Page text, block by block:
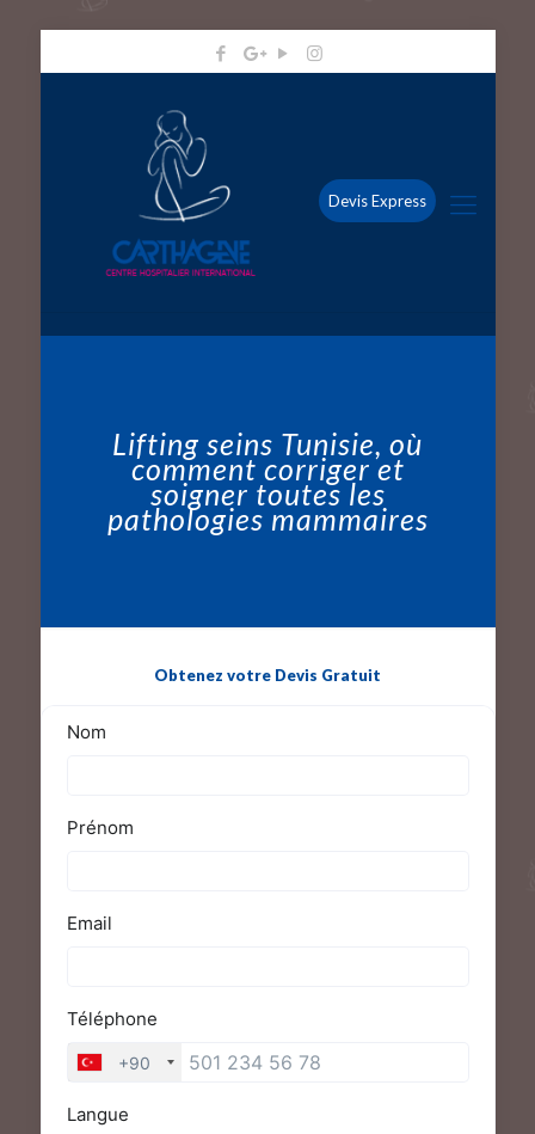
Devis Express
Lifting seins Tunisie, où
comment corriger et
soigner toutes les
pathologies mammaires
Obtenez votre Devis Gratuit